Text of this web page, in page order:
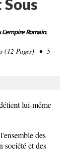
Romain.
(12 Pages) • 5
lui-même
des
société et des